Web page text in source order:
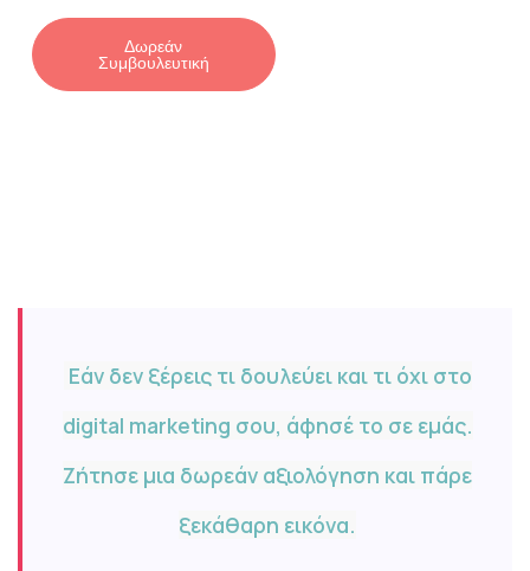
Δωρεάν
Συμβουλευτική
Εάν δεν ξέρεις τι δουλεύει και τι όχι στο
digital marketing σου, άφησέ το σε εμάς.
Ζήτησε μια δωρεάν αξιολόγηση και πάρε
ξεκάθαρη εικόνα.